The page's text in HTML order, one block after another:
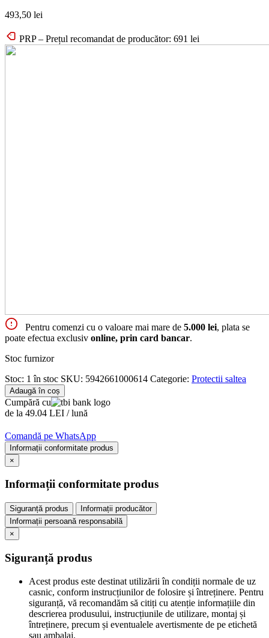
493,50 lei
PRP – Prețul recomandat de producător: 691 lei
Pentru comenzi cu o valoare mai mare de 5.000 lei, plata se
poate efectua exclusiv online, prin card bancar.
Stoc furnizor
Stoc: 1 în stoc SKU: 5942661000614 Categorie: Protectii saltea
Adaugă în coș
Cumpără cu
de la 49.04 LEI / lună
Comandă pe WhatsApp
Informații conformitate produs
×
Informații conformitate produs
Siguranță produs
Informații producător
Informații persoană responsabilă
×
Siguranță produs
Acest produs este destinat utilizării în condiții normale de uz
casnic, conform instrucțiunilor de folosire și întreținere. Pentru
siguranță, vă recomandăm să citiți cu atenție informațiile din
descrierea produsului, instrucțiunile de utilizare, montaj și
întreținere, precum și eventualele avertismente de pe etichetă
sau ambalaj.